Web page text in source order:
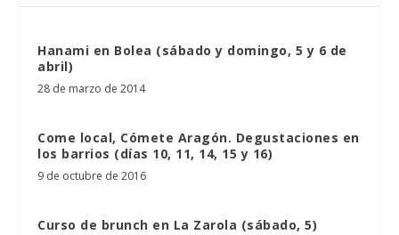
Hanami en Bolea (sábado y domingo, 5 y 6 de
abril)
28 de marzo de 2014
Come local, Cómete Aragón. Degustaciones en
los barrios (días 10, 11, 14, 15 y 16)
9 de octubre de 2016
Curso de brunch en La Zarola (sábado, 5)